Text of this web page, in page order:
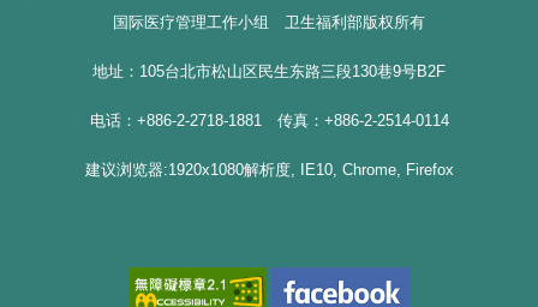
国际医疗管理工作小组 卫生福利部版权所有
地址：105台北市松山区民生东路三段130巷9号B2F
电话：+886-2-2718-1881 传真：+886-2-2514-0114
建议浏览器:1920x1080解析度, IE10, Chrome, Firefox